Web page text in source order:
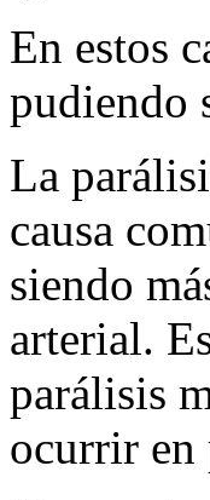
En estos
pudiendo
La
causa
siendo
arterial.
parálisis
ocurrir en